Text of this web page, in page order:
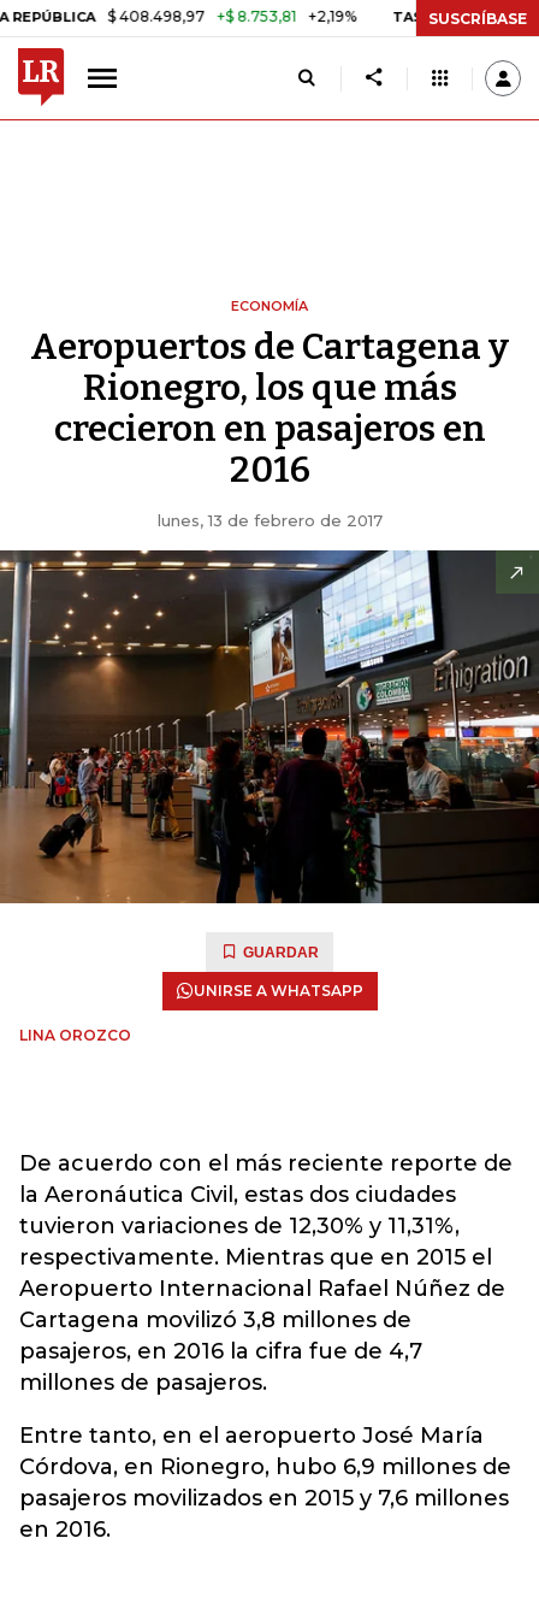
$ 408.498,97 +$ 8.753,81 +2,19% TASA DE USURASUSCRÍBASE
ECONOMÍA
Aeropuertos de Cartagena y
Rionegro, los que más
crecieron en pasajeros en
2016
lunes, 13 de febrero de 2017
GUARDAR
UNIRSE A WHATSAPP
LINA OROZCO
De acuerdo con el más reciente reporte de
la Aeronáutica Civil, estas dos ciudades
tuvieron variaciones de 12,30% y 11,31%,
respectivamente. Mientras que en 2015 el
Aeropuerto Internacional Rafael Núñez de
Cartagena movilizó 3,8 millones de
pasajeros, en 2016 la cifra fue de 4,7
millones de pasajeros.
Entre tanto, en el aeropuerto José María
Córdova, en Rionegro, hubo 6,9 millones de
pasajeros movilizados en 2015 y 7,6 millones
en 2016.